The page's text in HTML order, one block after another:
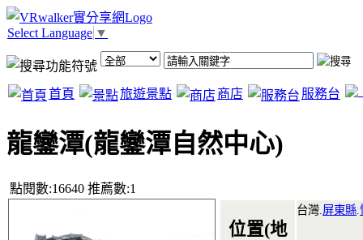
Select Language ▼
首頁 旅遊景點 商店 服務台
龍鑾潭(龍鑾潭自然中心)
點閱數:16640 推薦數:1
位置(地
台灣. 屏東縣